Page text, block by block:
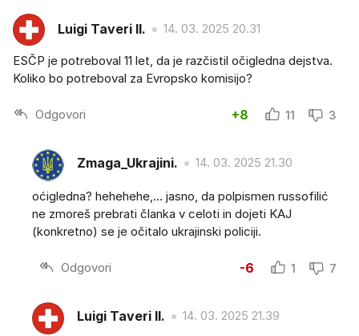
Luigi Taveri II. 14. 03. 2025 20.31
ESČP je potreboval 11 let, da je razčistil očigledna dejstva.
Koliko bo potreboval za Evropsko komisijo?
Odgovori +8 11 3
Zmaga_Ukrajini. 14. 03. 2025 21.30
oćigledna? hehehehe,... jasno, da polpismen russofilić
ne zmoreš prebrati članka v celoti in dojeti KAJ
(konkretno) se je očitalo ukrajinski policiji.
Odgovori -6 1 7
Luigi Taveri II. 14. 03. 2025 21.39